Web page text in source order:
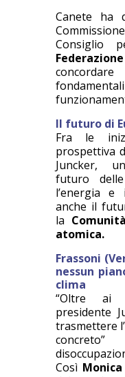
Canete ha
Consiglio
Il futuro di
Fra le
prospettiva
Juncker,
futuro
l’energia e
anche il
la
atomica.
Frassoni
nessun
clima
“Oltre ai
presidente
trasmettere
Così